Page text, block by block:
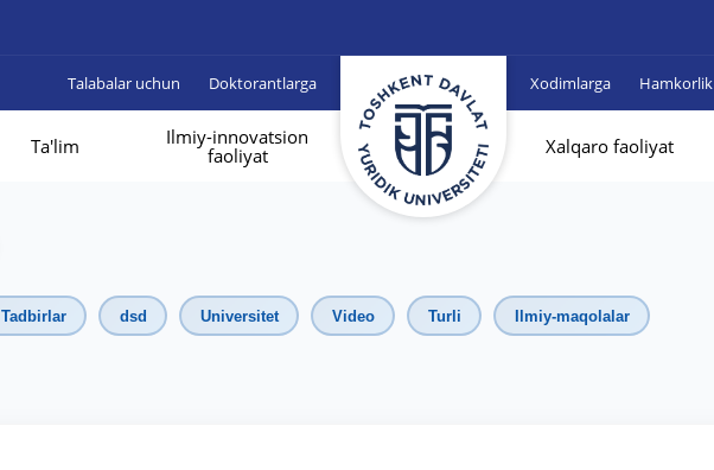
Talabalar uchun Doktorantlarga Xodimlarga Hamkorlik
Ta'lim
Ilmiy-innovatsion
faoliyat
Xalqaro faoliyat
Tadbirlar dsd Universitet Video Turli Ilmiy-maqolalar